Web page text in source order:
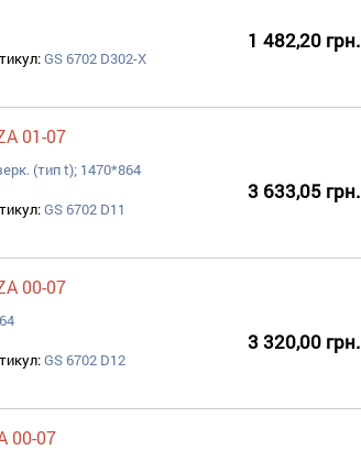
GS 6702 D302-X
1 482,20 грн.
01-07
(тип t); 1470*864
GS 6702 D11
3 633,05 грн.
00-07
GS 6702 D12
3 320,00 грн.
00-07